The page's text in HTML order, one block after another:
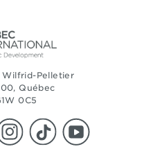
Wilfrid-Pelletier
Québec
0C5